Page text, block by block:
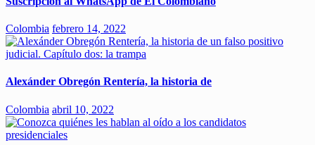
Colombia febrero 14, 2022
Alexánder Obregón Rentería, la historia de
Colombia abril 10, 2022